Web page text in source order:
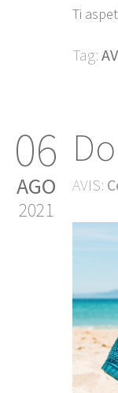
Ti
Tag:
06
AGO
2021
AVIS: